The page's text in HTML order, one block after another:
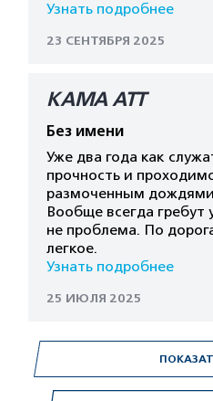
Узнать подробнее
23 СЕНТЯБРЯ 2025
КАМА АТТ
Без имени
Уже два года как
прочность и
размоченным дождями
Вообще всегда гребут
не проблема. По
легкое.
Узнать подробнее
25 ИЮЛЯ 2025